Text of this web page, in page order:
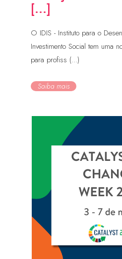
[...]
O IDIS - Instituto para o
Investimento Social tem uma
para profiss (...)
Saiba mais